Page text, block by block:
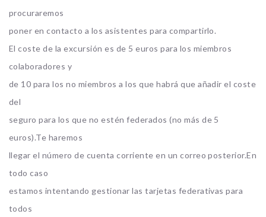
procuraremos
poner en contacto a los asistentes para compartirlo.
El coste de la excursión es de 5 euros para los miembros
colaboradores y
de 10 para los no miembros a los que habrá que añadir el coste
del
seguro para los que no estén federados (no más de 5
euros).Te haremos
llegar el número de cuenta corriente en un correo posterior.En
todo caso
estamos intentando gestionar las tarjetas federativas para
todos